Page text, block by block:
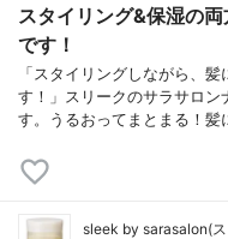
スタイリング&保湿の
です！
「スタイリングしながら、
す！」スリークのサラサロ
す。うるおってまとまる！髪
sleek by sarasalon(